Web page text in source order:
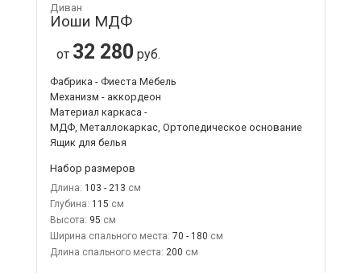
Диван
Иоши МДФ
от 32 280 руб.
Фабрика - Фиеста Мебель
Механизм - аккордеон
Материал каркаса -
МДФ, Металлокаркас, Ортопедическое основание
Ящик для белья
Набор размеров
Длина: 103 - 213
Глубина: 115
Высота: 95
Ширина спального места: 70 - 180
Длина спального места: 200